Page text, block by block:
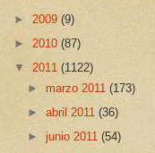
► 2009 (9)
► 2010 (87)
▼ 2011 (1122)
►marzo 2011(173)
►abril 2011(36)
►junio 2011(54)